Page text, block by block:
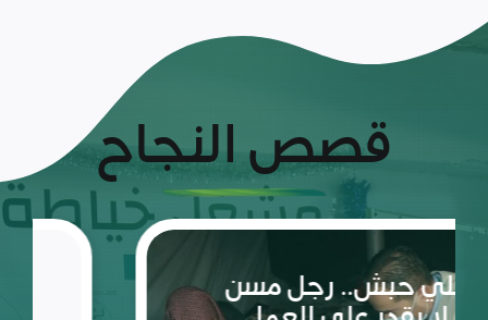
قصص النجاح
ريم:
شعلة
والإصرار
في عالم